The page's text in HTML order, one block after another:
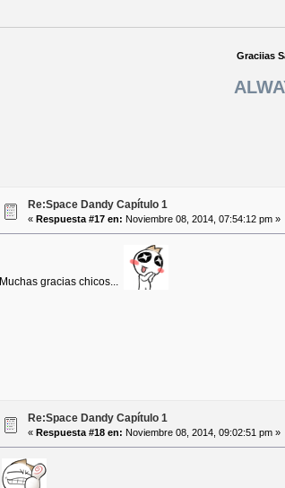
Graciias
Re:Space Dandy Capítulo 1
« Respuesta #17 en: Noviembre 08, 2014, 07:54:12 pm »
Muchas gracias chicos...
Re:Space Dandy Capítulo 1
« Respuesta #18 en: Noviembre 08, 2014, 09:02:51 pm »